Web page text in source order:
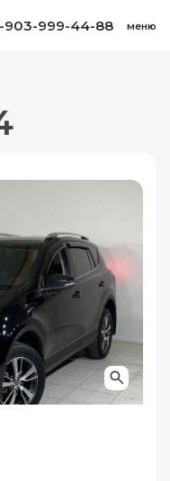
903-999-44-88 меню